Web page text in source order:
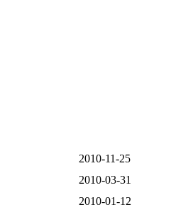
2010-11-25
2010-03-31
2010-01-12